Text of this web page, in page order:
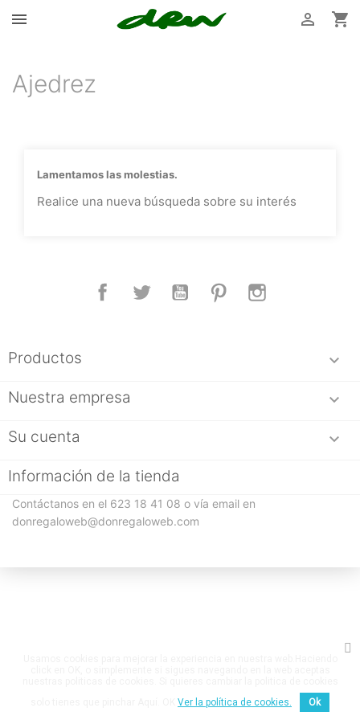
 

Ajedrez
Lamentamos las molestias.
Realice una nueva búsqueda sobre su interés
FacebookTwitter YouTube Pinterest
Productos 
Nuestra empresa 
Su cuenta 
Información de la tienda
Contáctanos en el 623 18 41 08 o vía email en
donregaloweb@donregaloweb.com
Ver la política de cookies. Ok